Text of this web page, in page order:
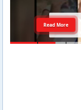
Read More